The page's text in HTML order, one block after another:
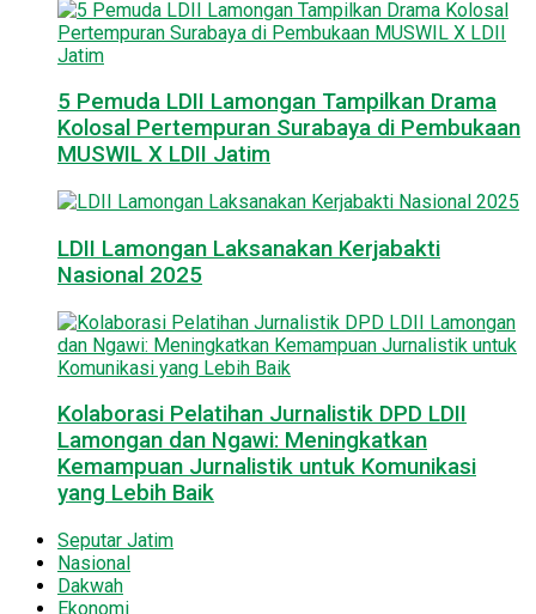
5 Pemuda LDII Lamongan Tampilkan Drama
Kolosal Pertempuran Surabaya di Pembukaan
MUSWIL X LDII Jatim
LDII Lamongan Laksanakan Kerjabakti
Nasional 2025
Kolaborasi Pelatihan Jurnalistik DPD LDII
Lamongan dan Ngawi: Meningkatkan
Kemampuan Jurnalistik untuk Komunikasi
yang Lebih Baik
Seputar Jatim
Nasional
Dakwah
Ekonomi